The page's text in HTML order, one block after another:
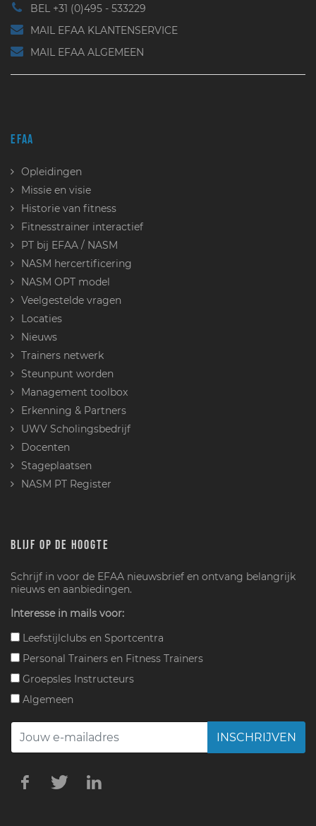
BEL +31 (0)495 - 533229
MAIL EFAA KLANTENSERVICE
MAIL EFAA ALGEMEEN
EFAA
Opleidingen
Missie en visie
Historie van fitness
Fitnesstrainer interactief
PT bij EFAA / NASM
NASM hercertificering
NASM OPT model
Veelgestelde vragen
Locaties
Nieuws
Trainers netwerk
Steunpunt worden
Management toolbox
Erkenning & Partners
UWV Scholingsbedrijf
Docenten
Stageplaatsen
NASM PT Register
BLIJF OP DE HOOGTE
Schrijf in voor de EFAA nieuwsbrief en ontvang belangrijk
nieuws en aanbiedingen.
Interesse in mails voor:
Leefstijlclubs en Sportcentra
Personal Trainers en Fitness Trainers
Groepsles Instructeurs
Algemeen
INSCHRIJVEN